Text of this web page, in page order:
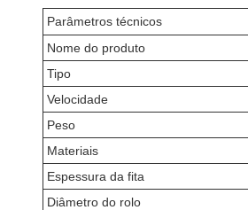
Parâmetros técnicos
Nome do produto
Tipo
Velocidade
Peso
Materiais
Espessura da fita
Diâmetro do rolo